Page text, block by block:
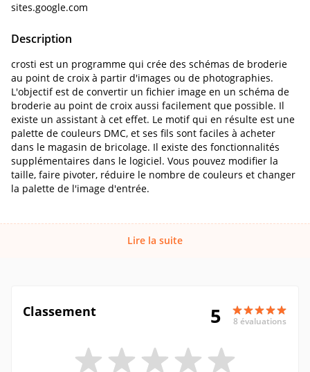
sites.google.com
Description
crosti est un programme qui crée des schémas de broderie
au point de croix à partir d'images ou de photographies.
L'objectif est de convertir un fichier image en un schéma de
broderie au point de croix aussi facilement que possible. Il
existe un assistant à cet effet. Le motif qui en résulte est une
palette de couleurs DMC, et ses fils sont faciles à acheter
dans le magasin de bricolage. Il existe des fonctionnalités
supplémentaires dans le logiciel. Vous pouvez modifier la
taille, faire pivoter, réduire le nombre de couleurs et changer
la palette de l'image d'entrée.
Lire la suite
Classement 5 8 évaluations